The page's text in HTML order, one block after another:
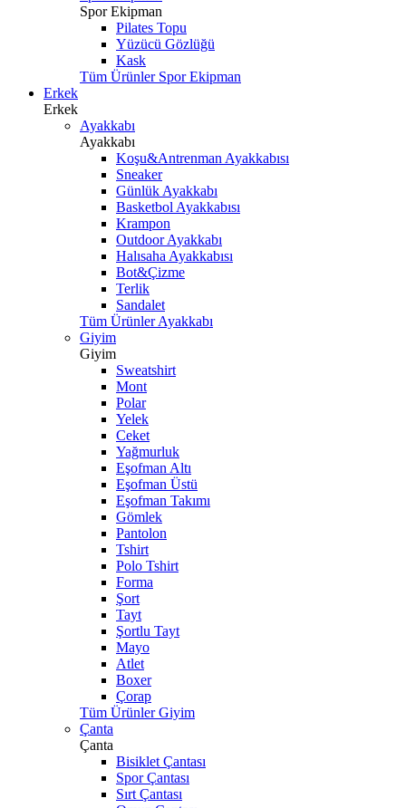
Spor Ekipman
Pilates Topu
Yüzücü Gözlüğü
Kask
Tüm Ürünler Spor Ekipman
Erkek
Erkek
Ayakkabı
Ayakkabı
Koşu&Antrenman Ayakkabısı
Sneaker
Günlük Ayakkabı
Basketbol Ayakkabısı
Krampon
Outdoor Ayakkabı
Halısaha Ayakkabısı
Bot&Çizme
Terlik
Sandalet
Tüm Ürünler Ayakkabı
Giyim
Giyim
Sweatshirt
Mont
Polar
Yelek
Ceket
Yağmurluk
Eşofman Altı
Eşofman Üstü
Eşofman Takımı
Gömlek
Pantolon
Tshirt
Polo Tshirt
Forma
Şort
Tayt
Şortlu Tayt
Mayo
Atlet
Boxer
Çorap
Tüm Ürünler Giyim
Çanta
Çanta
Bisiklet Çantası
Spor Çantası
Sırt Çantası